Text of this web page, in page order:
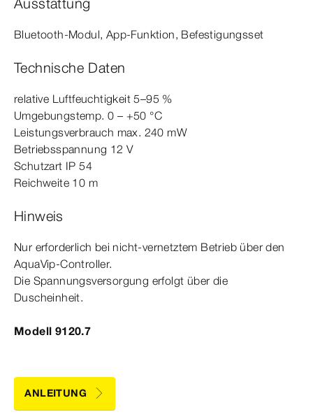
Bluetooth-​Modul, App-​Funktion, Befestigungsset
Technische Daten
relative Luftfeuchtigkeit 5–95 %
Umgebungstemp. 0 – +50 °C
Leistungsverbrauch max. 240 mW
Betriebsspannung 12 V
Schutzart IP 54
Reichweite 10 m
Hinweis
Nur erforderlich bei nicht-​vernetztem Betrieb über den
AquaVip-​Controller.
Die Spannungsversorgung erfolgt über die
Duscheinheit.
Modell 9120.7
ANLEITUNG